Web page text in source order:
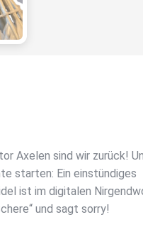
Axelen sind wir zurück!
starten: Ein einstündiges
ist im digitalen
und sagt sorry!